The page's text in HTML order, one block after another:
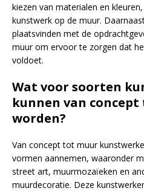
kiezen van materialen en
kunstwerk op de muur.
plaatsvinden met de
muur om ervoor te zorgen dat
voldoet.
Wat voor soorten
kunnen van
worden?
Van concept tot muur
vormen aannemen, waaronder
street art, muurmozaïeken en
muurdecoratie. Deze